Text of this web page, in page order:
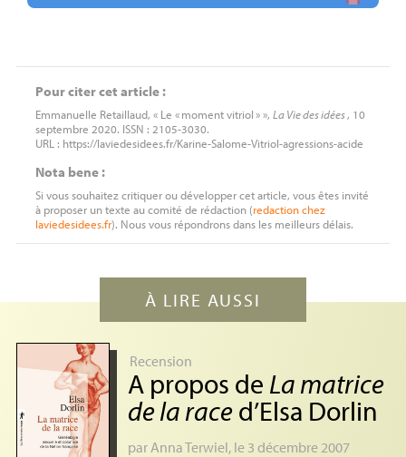
Pour citer cet article :
Emmanuelle Retaillaud, « Le « moment vitriol» », La Vie des idées, 10
septembre 2020. ISSN : 2105-3030.
URL : https://laviedesidees.fr/Karine-Salome-Vitriol-agressions-acide
Nota bene :
Si vous souhaitez critiquer ou développer cet article, vous êtes invité
à proposer un texte au comité de rédaction (redactionchez
laviedesidees.fr). Nous vous répondrons dans les meilleurs délais.
À LIRE AUSSI
Recension
A propos de La matrice
de la raced’Elsa Dorlin
par Anna Terwiel, le 3 décembre 2007